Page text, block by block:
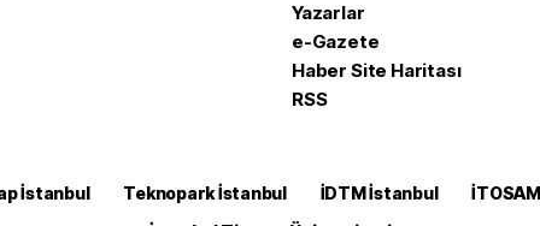
Yazarlar
e-Gazete
Haber Site Haritası
RSS
İstanbul Teknopark İstanbul İDTM İstanbul
İTOSAM